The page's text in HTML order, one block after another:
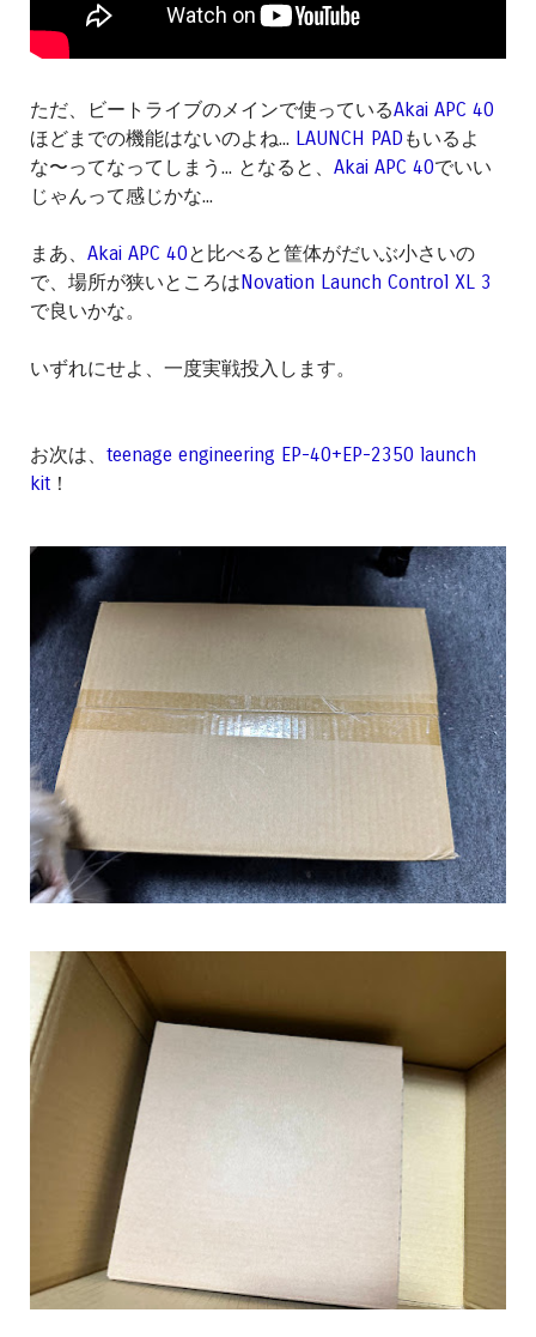
ただ、ビートライブのメインで使っているAkai APC 40
ほどまでの機能はないのよね... LAUNCH PAD もいるよ
な〜ってなってしまう... となると、 Akai APC 40でいい
じゃんって感じかな...
まあ、 Akai APC 40と比べると筐体がだいぶ小さいの
で、場所が狭いところはNovation Launch Control XL 3
で良いかな。
いずれにせよ、一度実戦投入します。
お次は、 teenage engineering EP-40+EP-2350 launch
kit ！